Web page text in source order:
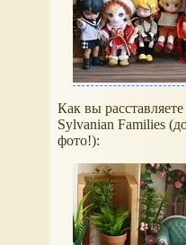
Как вы
Sylvanian Families
фото!):